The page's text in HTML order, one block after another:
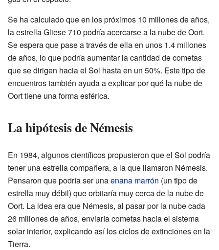
Se ha calculado que en los próximos 10 millones de años,
la estrella Gliese 710 podría acercarse a la nube de Oort.
Se espera que pase a través de ella en unos 1.4 millones
de años, lo que podría aumentar la cantidad de cometas
que se dirigen hacia el Sol hasta en un 50%. Este tipo de
encuentros también ayuda a explicar por qué la nube de
Oort tiene una forma esférica.
La hipótesis de Némesis
En 1984, algunos científicos propusieron que el Sol podría
tener una estrella compañera, a la que llamaron Némesis.
Pensaron que podría ser unaenana marrón (un tipo de
estrella muy débil) que orbitaría muy cerca de la nube de
Oort. La idea era que Némesis, al pasar por la nube cada
26 millones de años, enviaría cometas hacia el sistema
solar interior, explicando así los ciclos de extinciones en la
Tierra.